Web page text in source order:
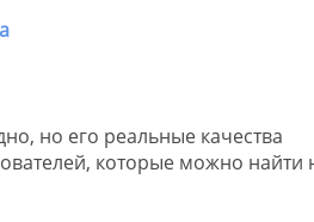
но его реальные качества
которые можно найти